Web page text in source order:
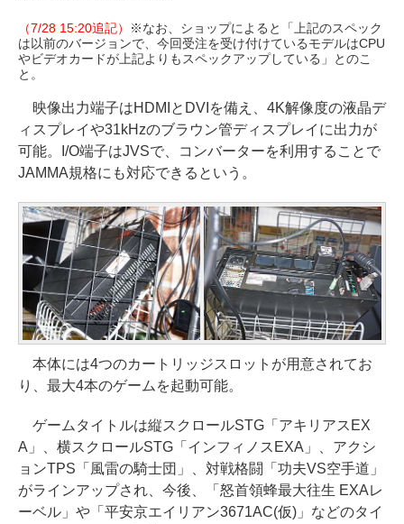
（7/28 15:20追記）
※なお、ショップによると「上記のスペック
は以前のバージョンで、今回受注を受け付けているモデルはCPU
やビデオカードが上記よりもスペックアップしている」とのこ
と。
映像出力端子はHDMIとDVIを備え、4K解像度の液晶デ
ィスプレイや31kHzのブラウン管ディスプレイに出力が
可能。I/O端子はJVSで、コンバーターを利用することで
JAMMA規格にも対応できるという。
本体には4つのカートリッジスロットが用意されてお
り、最大4本のゲームを起動可能。
ゲームタイトルは縦スクロールSTG「アキリアスEX
A」、横スクロールSTG「インフィノスEXA」、アクシ
ョンTPS「風雷の騎士団」、対戦格闘「功夫VS空手道」
がラインアップされ、今後、「怒首領蜂最大往生 EXAレ
ーベル」や「平安京エイリアン3671AC(仮)」などのタイ